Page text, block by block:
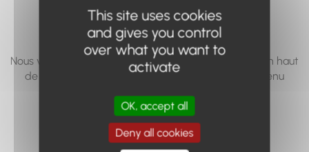
pas... ou plus.
Nous vous invitons à utiliser le moteur de recherche en haut
de page, ou à utiliser le menu pour trouver le contenu
Retour à l'accueil
This site uses cookies
and gives you control
over what you want to
activate
OK, accept all
Deny all cookies